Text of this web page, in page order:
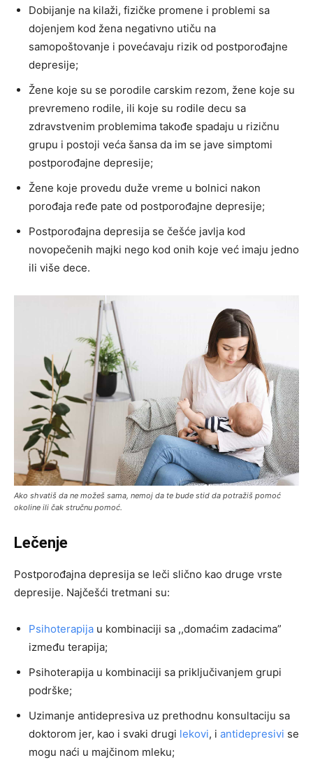
Dobijanje na kilaži, fizičke promene i problemi sa
dojenjem kod žena negativno utiču na
samopoštovanje i povećavaju rizik od postporođajne
depresije;
Žene koje su se porodile carskim rezom, žene koje su
prevremeno rodile, ili koje su rodile decu sa
zdravstvenim problemima takođe spadaju u rizičnu
grupu i postoji veća šansa da im se jave simptomi
postporođajne depresije;
Žene koje provedu duže vreme u bolnici nakon
porođaja ređe pate od postporođajne depresije;
Postporođajna depresija se češće javlja kod
novopečenih majki nego kod onih koje već imaju jedno
ili više dece.
Ako shvatiš da ne možeš sama, nemoj da te bude stid da potražiš pomoć
okoline ili čak stručnu pomoć.
Lečenje
Postporođajna depresija se leči slično kao druge vrste
depresije. Najčešći tretmani su:
Psihoterapija u kombinaciji sa ,,domaćim zadacima”
između terapija;
Psihoterapija u kombinaciji sa priključivanjem grupi
podrške;
Uzimanje antidepresiva uz prethodnu konsultaciju sa
doktorom jer, kao i svaki drugi lekovi, i antidepresivi se
mogu naći u majčinom mleku;